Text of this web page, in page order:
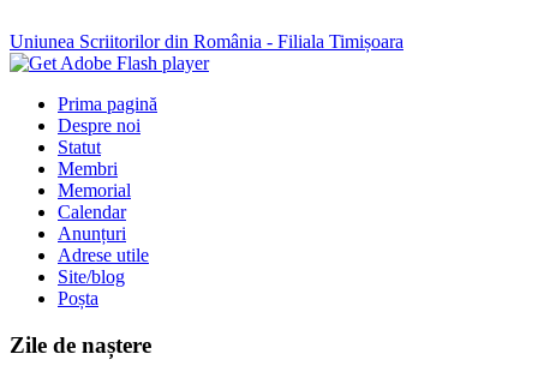
Uniunea Scriitorilor din România - Filiala Timișoara
Prima pagină
Despre noi
Statut
Membri
Memorial
Calendar
Anunțuri
Adrese utile
Site/blog
Poșta
Zile de naștere